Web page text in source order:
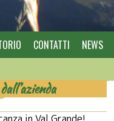
CONTATTI NEWS